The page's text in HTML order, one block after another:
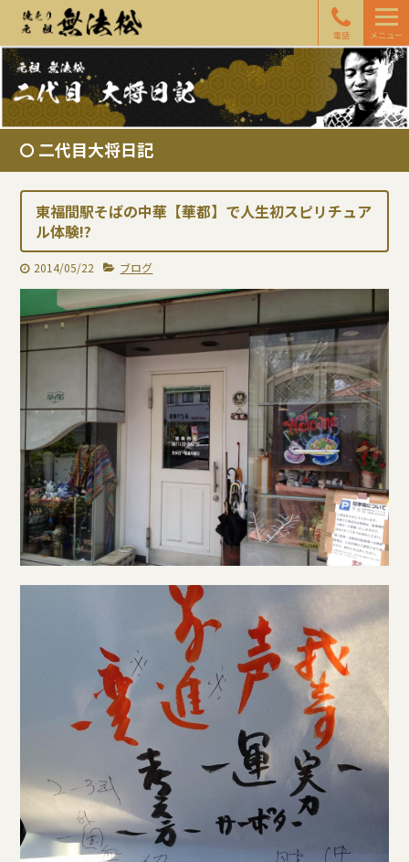
電話 メニュー
二代目大将日記
東福間駅そばの中華【華都】で人生初スピリチュア
ル体験!?
2014/05/22 ブログ